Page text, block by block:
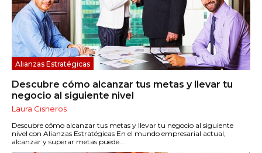
Alianzas Estratégicas
Descubre cómo alcanzar tus metas y llevar tu
negocio al siguiente nivel
Laura Cisneros
Descubre cómo alcanzar tus metas y llevar tu negocio al siguiente
nivel con Alianzas Estratégicas En el mundo empresarial actual,
alcanzar y superar metas puede...